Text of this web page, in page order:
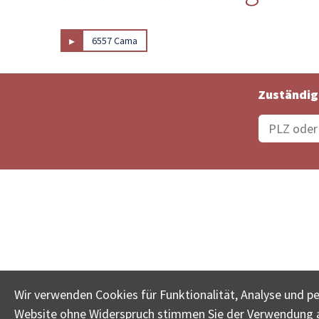
▸ 6557 Cama
Wir verwenden Cookies für Funktionalität, Analyse und
Website ohne Widerspruch stimmen Sie der